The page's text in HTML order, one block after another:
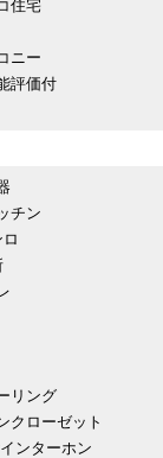
住宅
ニー
評価付
チン
リング
クローゼット
ンターホン